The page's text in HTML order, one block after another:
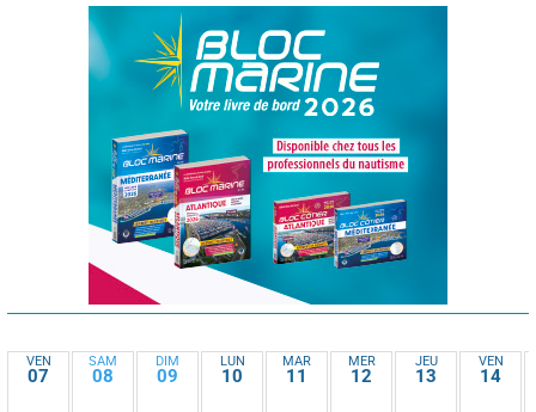
VEN
07
SAM
08
DIM
09
LUN
10
MAR
11
MER
12
JEU
13
VEN
14